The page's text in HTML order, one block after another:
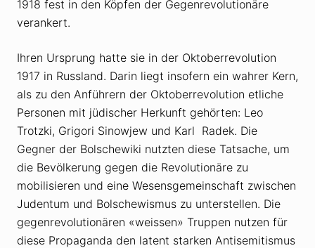
1918 fest in den Köpfen der Gegenrevolutionäre
verankert.
Ihren Ursprung hatte sie in der Oktoberrevolution
1917 in Russland. Darin liegt insofern ein wahrer Kern,
als zu den Anführern der Oktoberrevolution etliche
Personen mit jüdischer Herkunft gehörten: Leo
Trotzki, Grigori Sinowjew und Karl Radek. Die
Gegner der Bolschewiki nutzten diese Tatsache, um
die Bevölkerung gegen die Revolutionäre zu
mobilisieren und eine Wesensgemeinschaft zwischen
Judentum und Bolschewismus zu unterstellen. Die
gegenrevolutionären «weissen» Truppen nutzen für
diese Propaganda den latent starken Antisemitismus